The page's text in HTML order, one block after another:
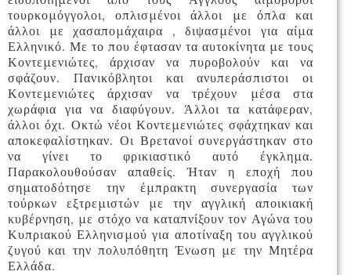
τουρκομόγγολοι, οπλισμένοι άλλοι με όπλα και
άλλοι με χασαπομάχαιρα , διψασμένοι για αίμα
Ελληνικό. Με το που έφτασαν τα αυτοκίνητα με τους
Κοντεμενιώτες, άρχισαν να πυροβολούν και να
σφάζουν. Πανικόβλητοι και ανυπεράσπιστοι οι
Κοντεμενιώτες άρχισαν να τρέχουν μέσα στα
χωράφια για να διαφύγουν. Άλλοι τα κατάφεραν,
άλλοι όχι. Οκτώ νέοι Κοντεμενιώτες σφάχτηκαν και
αποκεφαλίστηκαν. Οι Βρετανοί συνεργάστηκαν στο
να γίνει το φρικιαστικό αυτό έγκλημα.
Παρακολουθούσαν απαθείς. Ήταν η εποχή που
σηματοδότησε την έμπρακτη συνεργασία των
τούρκων εξτρεμιστών με την αγγλική αποικιακή
κυβέρνηση, με στόχο να καταπνίξουν τον Αγώνα του
Κυπριακού Ελληνισμού για αποτίναξη του αγγλικού
ζυγού και την πολυπόθητη Ένωση με την Μητέρα
Ελλάδα.